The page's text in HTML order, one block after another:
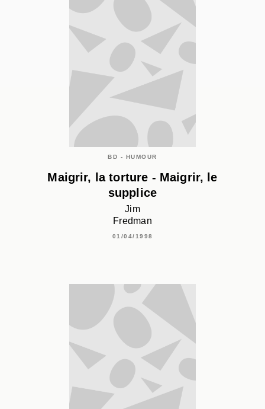
BD - HUMOUR
Maigrir, la torture - Maigrir, le
supplice
Jim
Fredman
01/04/1998